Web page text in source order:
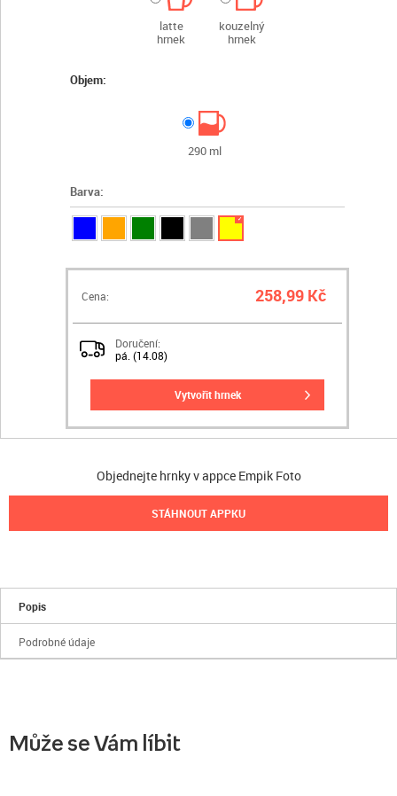
latte
hrnek
kouzelný
hrnek
Objem:
290 ml
Barva:
✓
Cena: 258,99 Kč
Doručení:
pá. (14.08)
vytvořit hrnek
Objednejte hrnky v appce Empik Foto
STÁHNOUT APPKU
Popis
Podrobné údaje
Může se Vám líbit